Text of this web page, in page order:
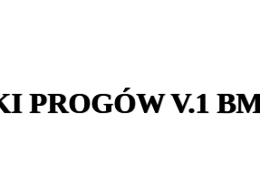
PROGÓW V.1